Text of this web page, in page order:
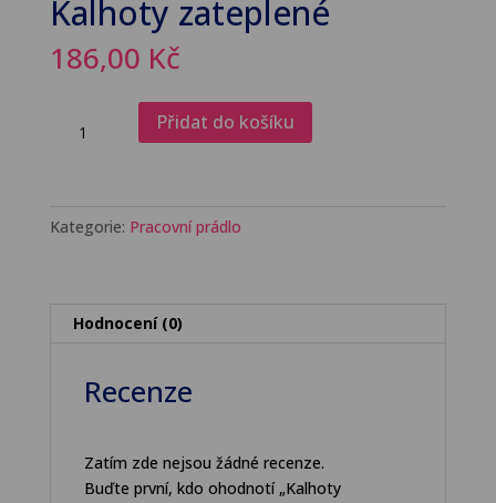
Kalhoty zateplené
186,00 Kč
zateplené
Přidat do košíku
Kategorie: Pracovní prádlo
Hodnocení (0)
Recenze
Zatím zde nejsou žádné recenze.
Buďte první, kdo ohodnotí „Kalhoty